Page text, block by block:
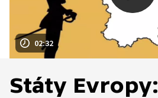
02:32
Státy Evropy: